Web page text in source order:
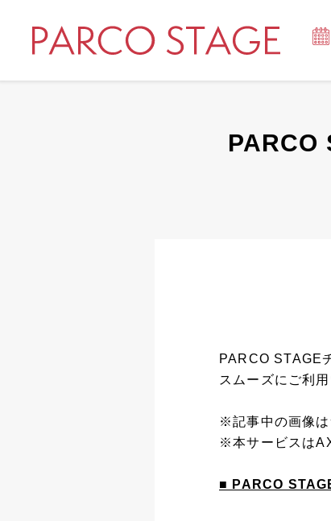
PARCO
PARCO STAGE
スムーズにご利
※記事中の画像は
※本サービスは
■ PARCO